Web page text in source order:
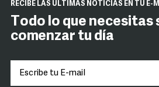
RECIBE LAS ÚLTIMAS NOTICIAS EN TU E-
Todo lo que necesitas
comenzar tu día